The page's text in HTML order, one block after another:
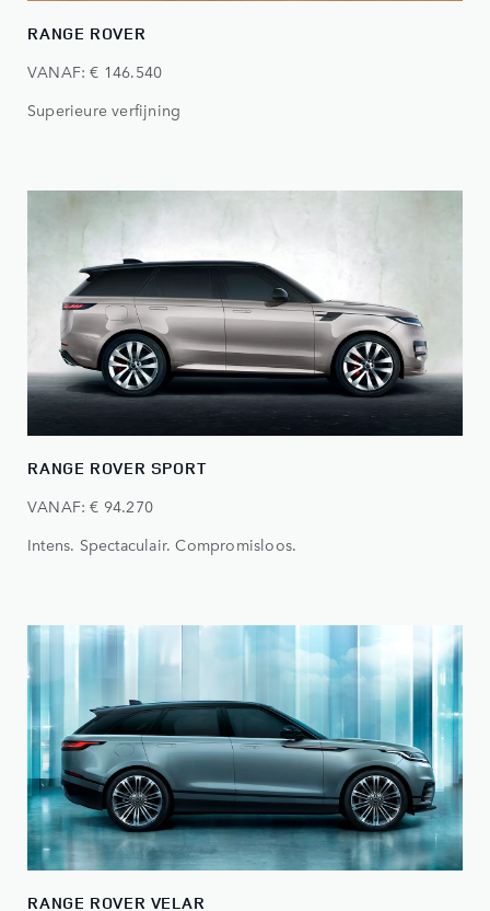
RANGE ROVER
VANAF: € 146.540
Superieure verfijning
RANGE ROVER SPORT
VANAF: € 94.270
Intens. Spectaculair. Compromisloos.
RANGE ROVER VELAR